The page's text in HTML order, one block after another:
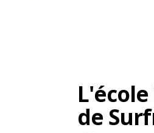
de